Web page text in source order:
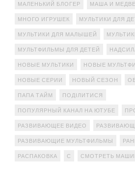
МАЛЕНЬКИЙ БЛОГЕР МАША И
МНОГО ИГРУШЕК МУЛЬТИКИ ДЛЯ
МУЛЬТИКИ ДЛЯ МАЛЫШЕЙ
МУЛЬТФИЛЬМЫ ДЛЯ ДЕТЕЙ
НОВЫЕ МУЛЬТИКИ НОВЫЕ
НОВЫЕ СЕРИИ НОВЫЙ СЕЗОН
ПАПА ТАЙМ ПОДІЛИТИСЯ
ПОПУЛЯРНЫЙ КАНАЛ НА ЮТУБЕ
РАЗВИВАЮЩЕЕ ВИДЕО
РАЗВИВАЮЩИЕ МУЛЬТФИЛЬМЫ
РАСПАКОВКА С СМОТРЕТЬ